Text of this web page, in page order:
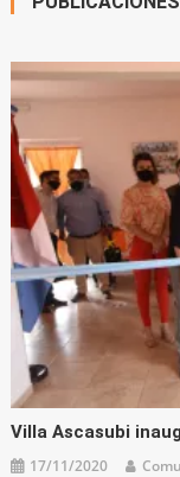
Villa Ascasubi
17/11/2020